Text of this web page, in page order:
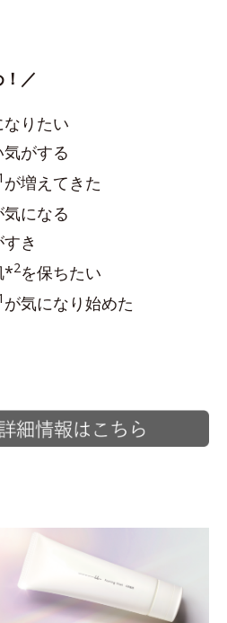
／
なりたい
気がする
が増えてきた
気になる
き
*2を保ちたい
が気になり始めた